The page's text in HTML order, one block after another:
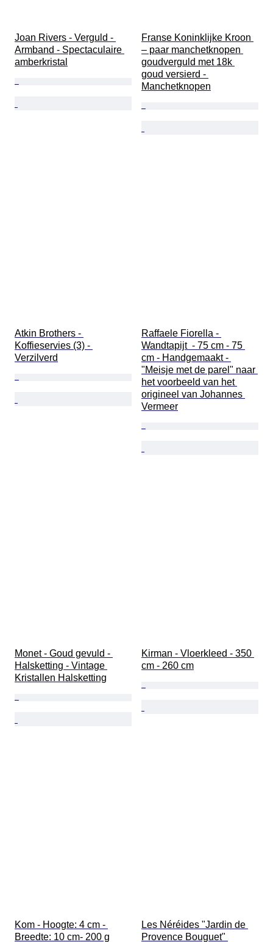
Joan Rivers - Verguld -
Armband - Spectaculaire
amberkristal
Franse Koninklijke Kroon
– paar manchetknopen
goudverguld met 18k
goud versierd -
Manchetknopen
Atkin Brothers -
Koffieservies (3) -
Verzilverd
Raffaele Fiorella -
Wandtapijt  - 75 cm - 75
cm - Handgemaakt -
"Meisje met de parel" naar
het voorbeeld van het
origineel van Johannes
Vermeer
Monet - Goud gevuld -
Halsketting - Vintage
Kristallen Halsketting
Kirman - Vloerkleed - 350
cm - 260 cm
Kom - Hoogte: 4 cm -
Breedte: 10 cm- 200 g
Les Néréides "Jardin de
Provence Bouguet"